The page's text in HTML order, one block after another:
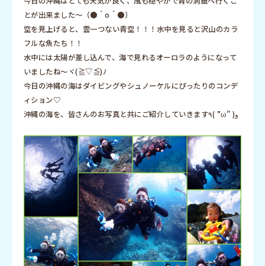
とが出来ました～（●＾o＾●）
空を見上げると、雲一つない青空！！！水中を見ると沢山のカラ
フルな魚たち！！
水中には太陽が差し込んで、海で見れるオーロラのようになって
いましたね～ヾ(≧▽≦)ﾉ
今日の沖縄の海はダイビングやシュノーケルにぴったりのコンデ
ィション♡
沖縄の海を、皆さんのお写真と共にご紹介していきます٩( ”ω” )و